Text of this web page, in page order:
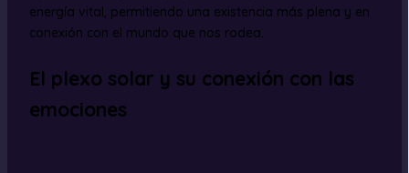
energía vital, permitiendo una existencia más plena y en
conexión con el mundo que nos rodea.
El plexo solar y su conexión con las
emociones